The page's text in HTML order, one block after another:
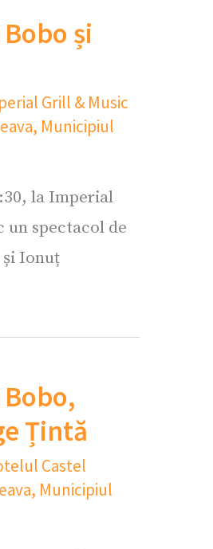
și
Grill & Music
, Municipiul
la Imperial
un spectacol de
și Ionuț
Țintă
Castel
, Municipiul